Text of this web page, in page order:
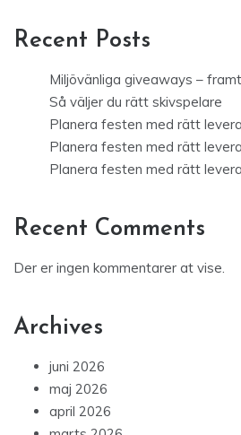
Recent Posts
Miljövänliga giveaways –
Så väljer du rätt skivspelare
Planera festen med rätt
Planera festen med rätt
Planera festen med rätt
Recent Comments
Der er ingen kommentarer at vise.
Archives
juni 2026
maj 2026
april 2026